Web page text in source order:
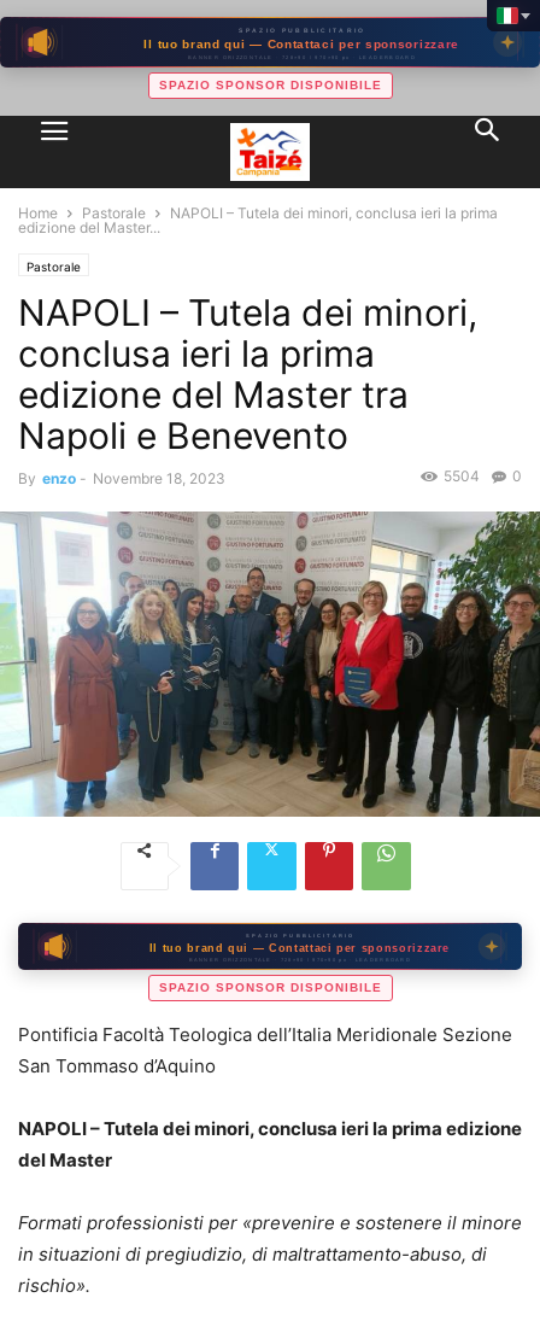
SPAZIO PUBBLICITARIO
Il tuo brand qui — Contattaci per sponsorizzare
BANNER ORIZZONTALE · 728×90 / 970×90 px · LEADERBOARD
SPAZIO SPONSOR DISPONIBILE
Home Pastorale
NAPOLI – Tutela dei minori, conclusa ieri la prima
edizione del Master...
Pastorale
NAPOLI – Tutela dei minori,
conclusa ieri la prima
edizione del Master tra
Napoli e Benevento
By enzo - Novembre 18, 2023 0
5504
SPAZIO PUBBLICITARIO
Il tuo brand qui — Contattaci per sponsorizzare
BANNER ORIZZONTALE · 728×90 / 970×90 px · LEADERBOARD
SPAZIO SPONSOR DISPONIBILE
Pontificia Facoltà Teologica dell’Italia Meridionale Sezione
San Tommaso d’Aquino
NAPOLI – Tutela dei minori, conclusa ieri la prima edizione
del Master
Formati professionisti per «prevenire e sostenere il minore
in situazioni di pregiudizio, di maltrattamento-abuso, di
rischio».